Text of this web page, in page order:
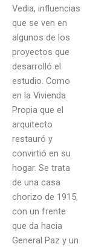
Vedia, influencias
que se ven en
algunos de los
proyectos que
desarrolló el
estudio. Como
en la Vivienda
Propia que el
arquitecto
restauró y
convirtió en su
hogar. Se trata
de una casa
chorizo de 1915,
con un frente
que da hacia
General Paz y un